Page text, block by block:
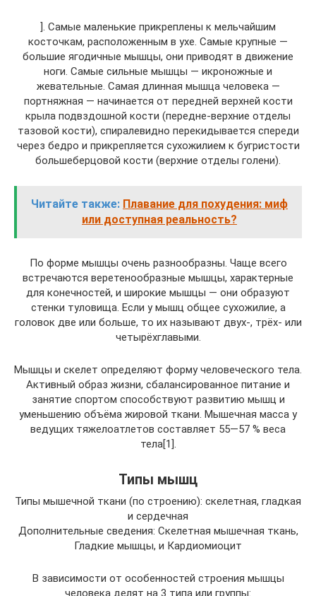
]. Самые маленькие прикреплены к мельчайшим
косточкам, расположенным в ухе. Самые крупные —
большие ягодичные мышцы, они приводят в движение
ноги. Самые сильные мышцы — икроножные и
жевательные. Самая длинная мышца человека —
портняжная — начинается от передней верхней кости
крыла подвздошной кости (передне-верхние отделы
тазовой кости), спиралевидно перекидывается спереди
через бедро и прикрепляется сухожилием к бугристости
большеберцовой кости (верхние отделы голени).
Читайте также: Плавание для похудения: миф
или доступная реальность?
По форме мышцы очень разнообразны. Чаще всего
встречаются веретенообразные мышцы, характерные
для конечностей, и широкие мышцы — они образуют
стенки туловища. Если у мышц общее сухожилие, а
головок две или больше, то их называют двух-, трёх- или
четырёхглавыми.
Мышцы и скелет определяют форму человеческого тела.
Активный образ жизни, сбалансированное питание и
занятие спортом способствуют развитию мышц и
уменьшению объёма жировой ткани. Мышечная масса у
ведущих тяжелоатлетов составляет 55—57 % веса
тела[1].
Типы мышц
Типы мышечной ткани (по строению): скелетная, гладкая
и сердечная
Дополнительные сведения: Скелетная мышечная ткань,
Гладкие мышцы, и Кардиомиоцит
В зависимости от особенностей строения мышцы
человека делят на 3 типа или группы: